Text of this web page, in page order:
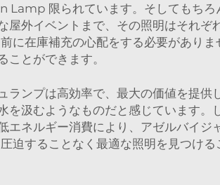
Lamp 限られています。そしてもち
外イベントまで、その照明はそれぞ
に在庫補充の心配をする必要があり
ことができます。
ンプは高効率で、最大の価値を提供
汲むようなものだと感じています。
ネルギー消費により、アゼルバイジ
することなく最適な照明を見つける